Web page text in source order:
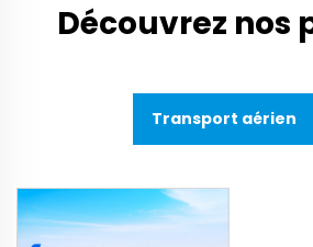
Découvrez nos
Transport aérien